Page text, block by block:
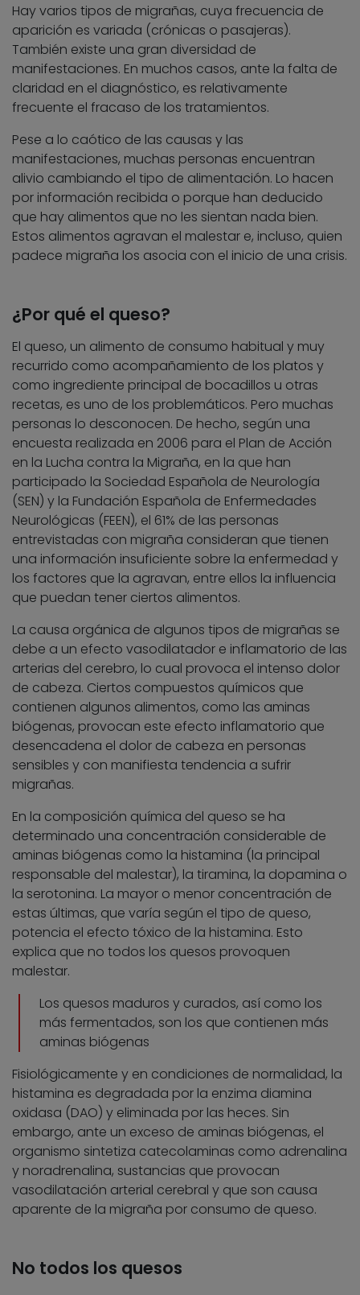
Hay varios tipos de migrañas, cuya frecuencia de
aparición es variada (crónicas o pasajeras).
También existe una gran diversidad de
manifestaciones. En muchos casos, ante la falta de
claridad en el diagnóstico, es relativamente
frecuente el fracaso de los tratamientos.
Pese a lo caótico de las causas y las
manifestaciones, muchas personas encuentran
alivio cambiando el tipo de alimentación. Lo hacen
por información recibida o porque han deducido
que hay alimentos que no les sientan nada bien.
Estos alimentos agravan el malestar e, incluso, quien
padece migraña los asocia con el inicio de una crisis.
¿Por qué el queso?
El queso, un alimento de consumo habitual y muy
recurrido como acompañamiento de los platos y
como ingrediente principal de bocadillos u otras
recetas, es uno de los problemáticos. Pero muchas
personas lo desconocen. De hecho, según una
encuesta realizada en 2006 para el Plan de Acción
en la Lucha contra la Migraña, en la que han
participado la Sociedad Española de Neurología
(SEN) y la Fundación Española de Enfermedades
Neurológicas (FEEN), el 61% de las personas
entrevistadas con migraña consideran que tienen
una información insuficiente sobre la enfermedad y
los factores que la agravan, entre ellos la influencia
que puedan tener ciertos alimentos.
La causa orgánica de algunos tipos de migrañas se
debe a un efecto vasodilatador e inflamatorio de las
arterias del cerebro, lo cual provoca el intenso dolor
de cabeza. Ciertos compuestos químicos que
contienen algunos alimentos, como las aminas
biógenas, provocan este efecto inflamatorio que
desencadena el dolor de cabeza en personas
sensibles y con manifiesta tendencia a sufrir
migrañas.
En la composición química del queso se ha
determinado una concentración considerable de
aminas biógenas como la histamina (la principal
responsable del malestar), la tiramina, la dopamina o
la serotonina. La mayor o menor concentración de
estas últimas, que varía según el tipo de queso,
potencia el efecto tóxico de la histamina. Esto
explica que no todos los quesos provoquen
malestar.
Los quesos maduros y curados, así como los
más fermentados, son los que contienen más
aminas biógenas
Fisiológicamente y en condiciones de normalidad, la
histamina es degradada por la enzima diamina
oxidasa (DAO) y eliminada por las heces. Sin
embargo, ante un exceso de aminas biógenas, el
organismo sintetiza catecolaminas como adrenalina
y noradrenalina, sustancias que provocan
vasodilatación arterial cerebral y que son causa
aparente de la migraña por consumo de queso.
No todos los quesos